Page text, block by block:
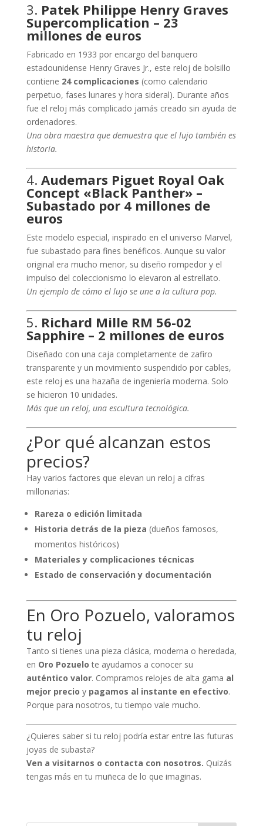
3. Patek Philippe Henry Graves
Supercomplication – 23
millones de euros
Fabricado en 1933 por encargo del banquero
estadounidense Henry Graves Jr., este reloj de bolsillo
contiene 24 complicaciones (como calendario
perpetuo, fases lunares y hora sideral). Durante años
fue el reloj más complicado jamás creado sin ayuda de
ordenadores.
Una obra maestra que demuestra que el lujo también es
historia.
4. Audemars Piguet Royal Oak
Concept «Black Panther» –
Subastado por 4 millones de
euros
Este modelo especial, inspirado en el universo Marvel,
fue subastado para fines benéficos. Aunque su valor
original era mucho menor, su diseño rompedor y el
impulso del coleccionismo lo elevaron al estrellato.
Un ejemplo de cómo el lujo se une a la cultura pop.
5. Richard Mille RM 56-02
Sapphire – 2 millones de euros
Diseñado con una caja completamente de zafiro
transparente y un movimiento suspendido por cables,
este reloj es una hazaña de ingeniería moderna. Solo
se hicieron 10 unidades.
Más que un reloj, una escultura tecnológica.
¿Por qué alcanzan estos
precios?
Hay varios factores que elevan un reloj a cifras
millonarias:
Rareza o edición limitada
Historia detrás de la pieza (dueños famosos,
momentos históricos)
Materiales y complicaciones técnicas
Estado de conservación y documentación
En Oro Pozuelo, valoramos
tu reloj
Tanto si tienes una pieza clásica, moderna o heredada,
en Oro Pozuelo te ayudamos a conocer su
auténtico valor. Compramos relojes de alta gama al
mejor precio y pagamos al instante en efectivo.
Porque para nosotros, tu tiempo vale mucho.
¿Quieres saber si tu reloj podría estar entre las futuras
joyas de subasta?
Ven a visitarnos o contacta con nosotros. Quizás
tengas más en tu muñeca de lo que imaginas.